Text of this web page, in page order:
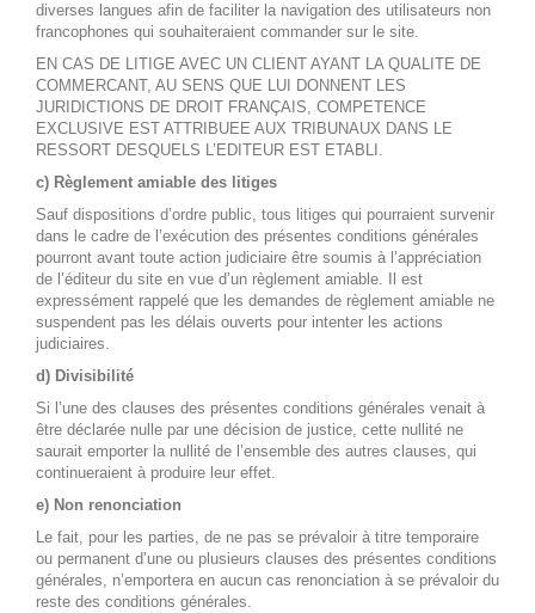
diverses langues afin de faciliter la navigation des utilisateurs non
francophones qui souhaiteraient commander sur le site.
EN CAS DE LITIGE AVEC UN CLIENT AYANT LA QUALITE DE
COMMERCANT, AU SENS QUE LUI DONNENT LES
JURIDICTIONS DE DROIT FRANÇAIS, COMPETENCE
EXCLUSIVE EST ATTRIBUEE AUX TRIBUNAUX DANS LE
RESSORT DESQUELS L’EDITEUR EST ETABLI.
c) Règlement amiable des litiges
Sauf dispositions d’ordre public, tous litiges qui pourraient survenir
dans le cadre de l’exécution des présentes conditions générales
pourront avant toute action judiciaire être soumis à l’appréciation
de l’éditeur du site en vue d’un règlement amiable. Il est
expressément rappelé que les demandes de règlement amiable ne
suspendent pas les délais ouverts pour intenter les actions
judiciaires.
d) Divisibilité
Si l’une des clauses des présentes conditions générales venait à
être déclarée nulle par une décision de justice, cette nullité ne
saurait emporter la nullité de l’ensemble des autres clauses, qui
continueraient à produire leur effet.
e) Non renonciation
Le fait, pour les parties, de ne pas se prévaloir à titre temporaire
ou permanent d’une ou plusieurs clauses des présentes conditions
générales, n’emportera en aucun cas renonciation à se prévaloir du
reste des conditions générales.